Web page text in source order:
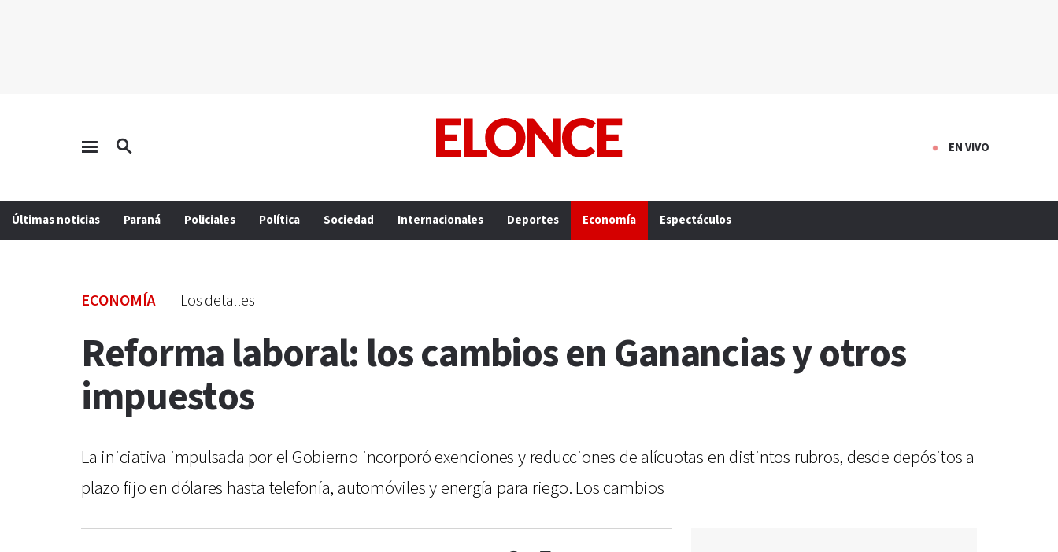
EN VIVO
Últimas noticias Paraná Policiales Política Sociedad Internacionales Deportes Economía Espectáculos
ECONOMÍA Los detalles
Reforma laboral: los cambios en Ganancias y otros
impuestos
La iniciativa impulsada por el Gobierno incorporó exenciones y reducciones de alícuotas en distintos rubros, desde depósitos a
plazo fijo en dólares hasta telefonía, automóviles y energía para riego. Los cambios